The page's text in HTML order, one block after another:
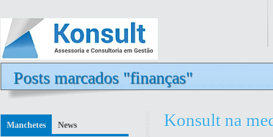
Posts marcados "finanças"
Konsult na
Manchetes News